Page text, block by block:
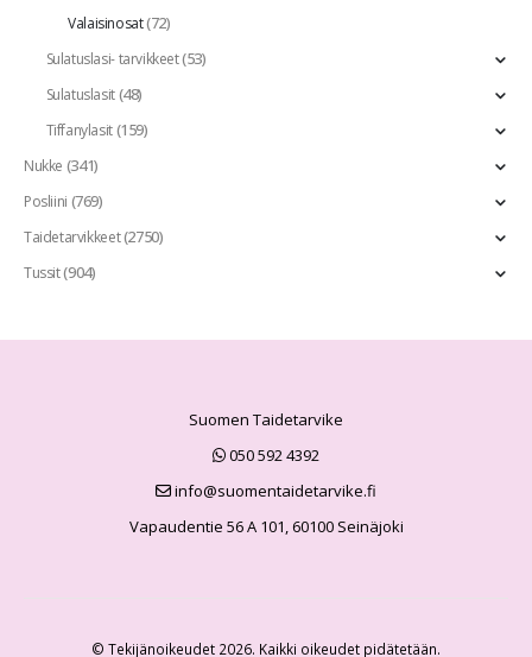
Valaisinosat(72)
Sulatuslasi- tarvikkeet(53)
Sulatuslasit(48)
Tiffanylasit(159)
Nukke (341)
Posliini (769)
Taidetarvikkeet(2750)
Tussit(904)
Suomen Taidetarvike
050 592 4392
info@suomentaidetarvike.fi
Vapaudentie 56 A 101, 60100 Seinäjoki
© Tekijänoikeudet 2026. Kaikki oikeudet pidätetään.